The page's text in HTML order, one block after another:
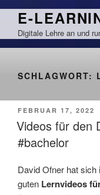
Zum
springen
E-
Digitale Lehre an und
SCHLAGWORT:
VERÖFFENTLICHT
AM
FEBRUAR 17, 2022
Videos für den
#bachelor
David Ofner hat
guten Lernvideos